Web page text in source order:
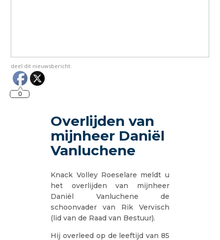
deel dit nieuwsbericht:
0
Overlijden van
mijnheer Daniël
Vanluchene
Knack Volley Roeselare meldt u
het overlijden van mijnheer
Daniël Vanluchene de
schoonvader van Rik Vervisch
(lid van de Raad van Bestuur).
Hij overleed op de leeftijd van 85